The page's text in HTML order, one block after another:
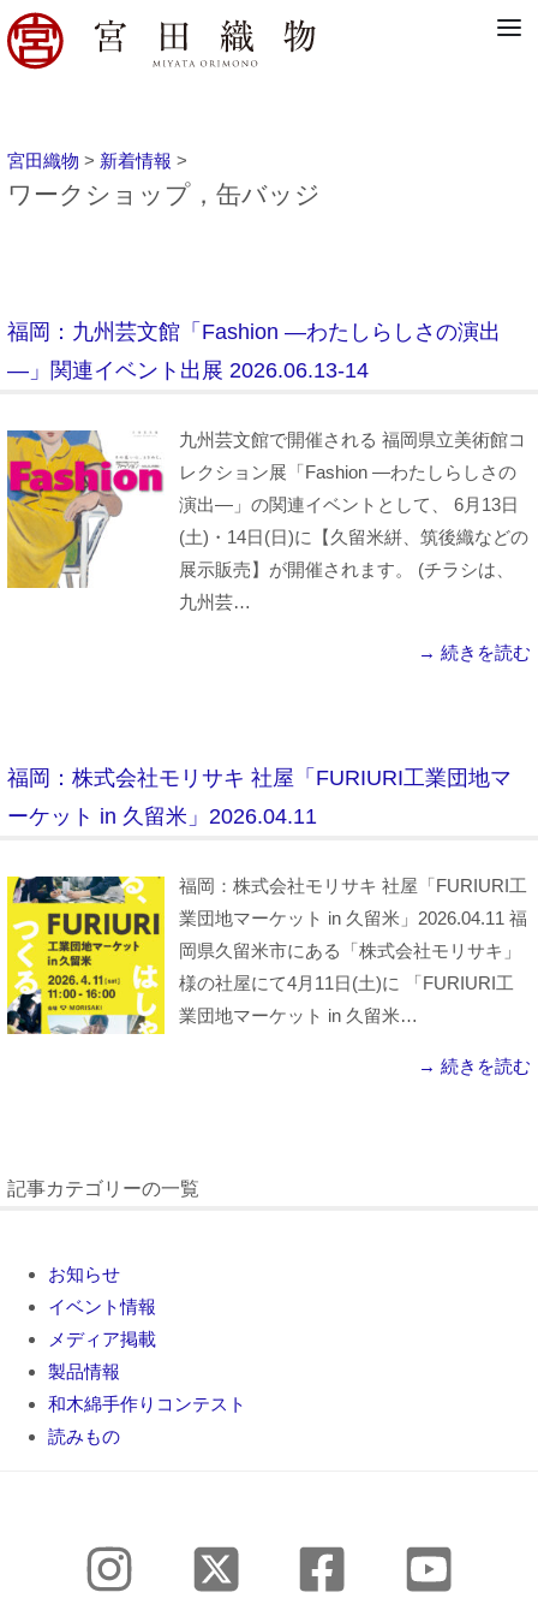
宮田織物 > 新着情報 >
ワークショップ，缶バッジ
福岡：九州芸文館「Fashion ―わたしらしさの演出
―」関連イベント出展 2026.06.13-14
九州芸文館で開催される 福岡県立美術館コ
レクション展「Fashion ―わたしらしさの
演出―」の関連イベントとして、 6月13日
(土)・14日(日)に【久留米絣、筑後織などの
展示販売】が開催されます。 (チラシは、
九州芸…
→ 続きを読む
福岡：株式会社モリサキ 社屋「FURIURI工業団地マ
ーケット in 久留米」2026.04.11
福岡：株式会社モリサキ 社屋「FURIURI工
業団地マーケット in 久留米」2026.04.11 福
岡県久留米市にある「株式会社モリサキ」
様の社屋にて4月11日(土)に 「FURIURI工
業団地マーケット in 久留米…
→ 続きを読む
記事カテゴリーの一覧
お知らせ
イベント情報
メディア掲載
製品情報
和木綿手作りコンテスト
読みもの